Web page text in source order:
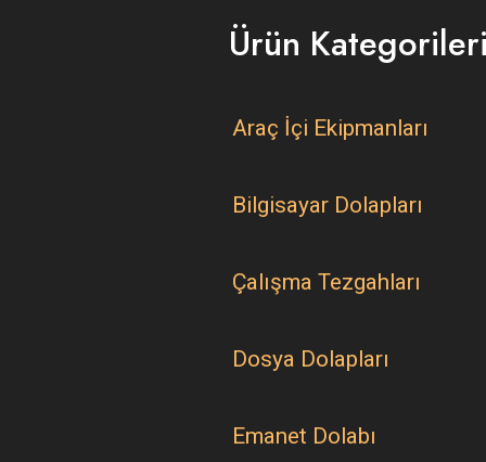
Ürün
Araç İçi Ekipmanları
Bilgisayar Dolapları
Çalışma Tezgahları
Dosya Dolapları
Emanet Dolabı